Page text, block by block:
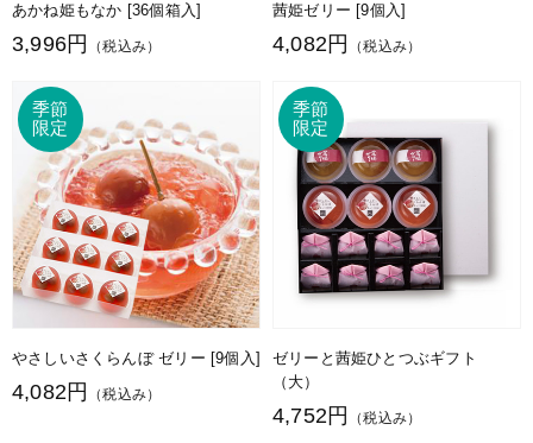
あかね姫もなか [36個箱入]
3,996円 （税込み）
茜姫ゼリー [9個入]
4,082円 （税込み）
やさしいさくらんぼ ゼリー [9個入]
4,082円 （税込み）
ゼリーと茜姫ひとつぶギフト
（大）
4,752円 （税込み）